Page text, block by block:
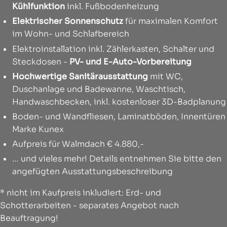
Kühlfunktioninkl. Fußbodenheizung
Elektrischer Sonnenschutzfür maximalen Komfort
im Wohn- und Schlafbereich
Elektroinstallation inkl. Zählerkasten, Schalter und
Steckdosen - PV- und E-Auto-Vorbereitung
Hochwertige Sanitärausstattung mit WC,
Duschanlage und Badewanne, Waschtisch,
Handwaschbecken, inkl. kostenloser 3D-Badplanung
Boden- und Wandfliesen, Laminatböden, Innentüren
Marke Kunex
Aufpreis für Walmdach € 4.880,-
… und vieles mehr! Details entnehmen Sie bitte den
angefügten Ausstattungsbeschreibung
* nicht im Kaufpreis inkludiert: Erd- und
Schotterarbeiten - separates Angebot nach
Beauftragung!